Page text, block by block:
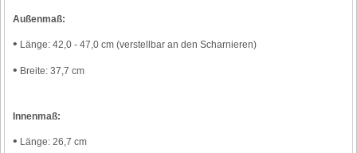
Außenmaß:
• Länge: 42,0 - 47,0 cm (verstellbar an den Scharnieren)
• Breite: 37,7 cm
Innenmaß:
• Länge: 26,7 cm